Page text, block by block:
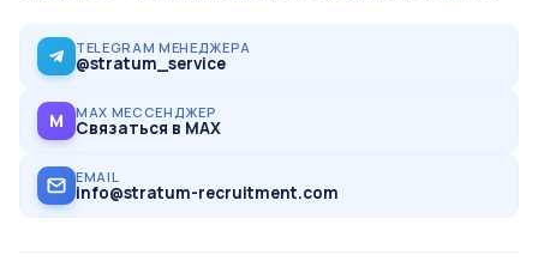
TELEGRAM МЕНЕДЖЕРА
@stratum_service
M MAX МЕССЕНДЖЕР
Связаться в MAX
EMAIL
info@stratum-recruitment.com